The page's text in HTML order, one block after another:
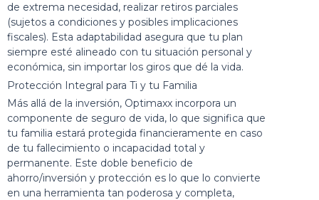
de extrema necesidad, realizar retiros parciales
(sujetos a condiciones y posibles implicaciones
fiscales). Esta adaptabilidad asegura que tu plan
siempre esté alineado con tu situación personal y
económica, sin importar los giros que dé la vida.
Protección Integral para Ti y tu Familia
Más allá de la inversión, Optimaxx incorpora un
componente de seguro de vida, lo que significa que
tu familia estará protegida financieramente en caso
de tu fallecimiento o incapacidad total y
permanente. Este doble beneficio de
ahorro/inversión y protección es lo que lo convierte
en una herramienta tan poderosa y completa,